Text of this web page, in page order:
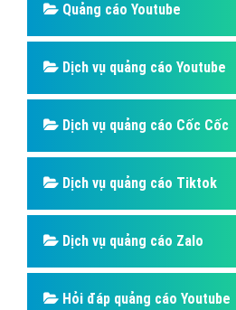
Quảng cáo Youtube
Dịch vụ quảng cáo Youtube
Dịch vụ quảng cáo Cốc Cốc
Dịch vụ quảng cáo Tiktok
Dịch vụ quảng cáo Zalo
Hỏi đáp quảng cáo Youtube